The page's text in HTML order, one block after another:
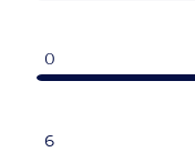
0
6